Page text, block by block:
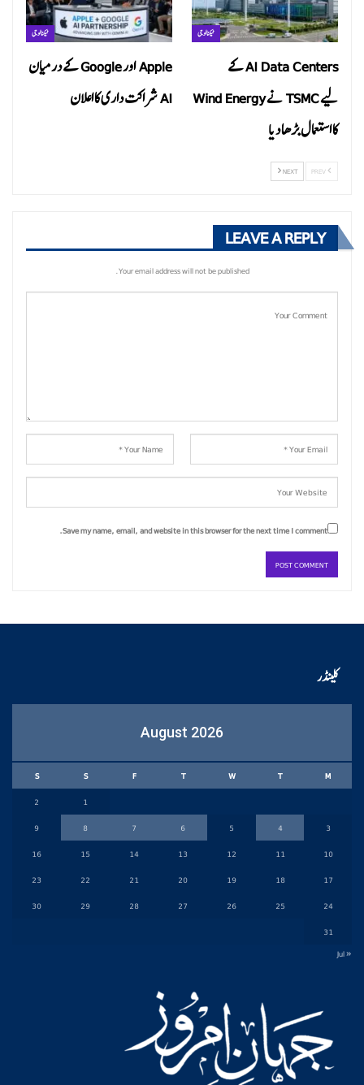
ٹیکنالوجی
Apple اور Google کے درمیان
AI شراکت داری کا اعلان
ٹیکنالوجی
AI Data Centers کے
لیے TSMC نے Wind Energy
کا استعمال بڑھا دیا
NEXT
LEAVE A REPLY
Your email address will not be published.
Save my name, email, and website in this browser for the next time I comment.
کلینڈر
August 2026
M
T
W
T
F
S
S
1
2
3
4
5
6
7
8
9
10
11
12
13
14
15
16
17
18
19
20
21
22
23
24
25
26
27
28
29
30
31
« Jul